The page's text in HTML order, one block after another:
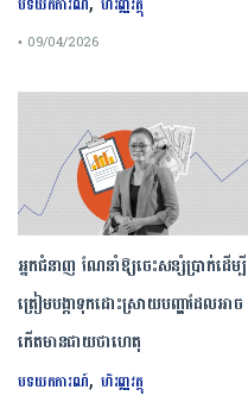
• 09/04/2026
អ្នកជំនាញ ណែនាំឱ្យចេះសន្សំប្រាក់ដើម្បី
ត្រៀមបង្កាទុកដោះស្រាយបញ្ហាដែលអាច
កើតមានជាយថាហេតុ
បទយកការណ៍, ហិរញ្ញវត្ថុ